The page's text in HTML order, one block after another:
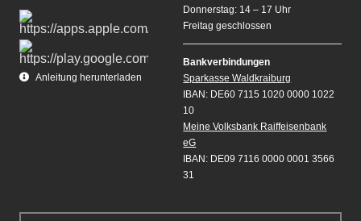
Anleitung herunterladen
Donnerstag: 14 – 17 Uhr
Freitag geschlossen
Bankverbindungen
Sparkasse Waldkraiburg
IBAN: DE60 7115 1020 0000 1022
10
Meine Volksbank Raiffeisenbank
eG
IBAN: DE09 7116 0000 0001 3566
31